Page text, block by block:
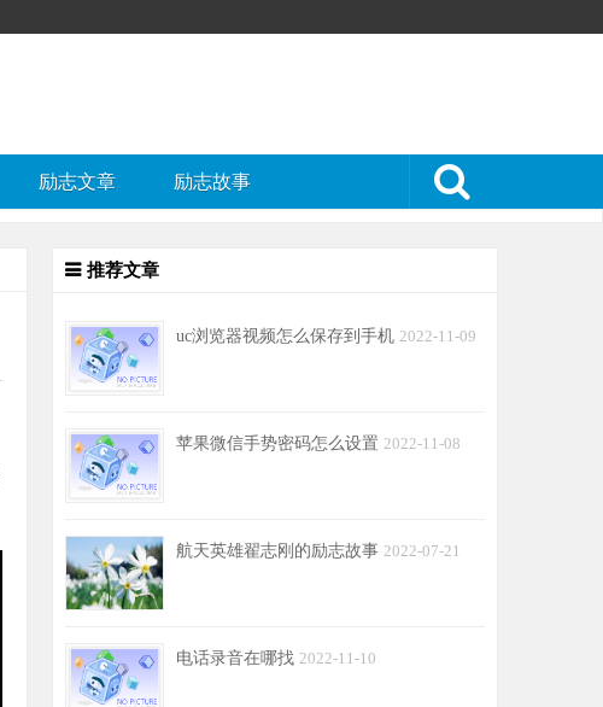
励志文章 励志故事
推荐文章
uc浏览器视频怎么保存到手机 2022-11-09
苹果微信手势密码怎么设置 2022-11-08
航天英雄翟志刚的励志故事 2022-07-21
电话录音在哪找 2022-11-10